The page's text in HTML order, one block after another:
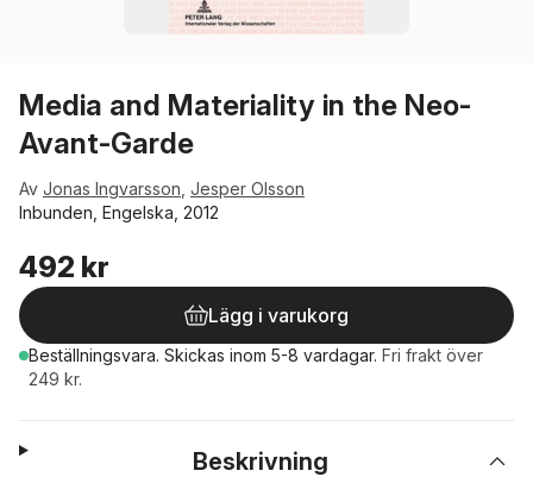
Media and Materiality in the Neo-
Avant-Garde
Av Jonas Ingvarsson Jesper Olsson
Inbunden, Engelska, 2012
492 kr
Lägg i varukorg
Beställningsvara. Skickas inom 5-8 vardagar. Fri frakt över
249 kr.
Beskrivning